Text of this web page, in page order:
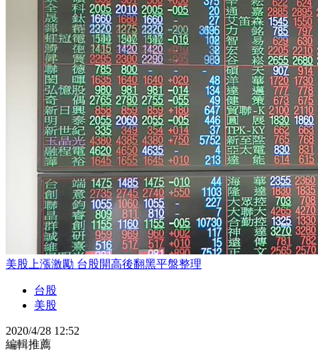
美股上漲激勵 台股開高後翻黑平盤整理
台股
美股
2020/4/28 12:52
編輯推薦